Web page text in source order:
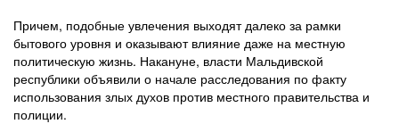
Причем, подобные увлечения выходят далеко за рамки
бытового уровня и оказывают влияние даже на местную
политическую жизнь. Накануне, власти Мальдивской
республики объявили о начале расследования по факту
использования злых духов против местного правительства и
полиции.